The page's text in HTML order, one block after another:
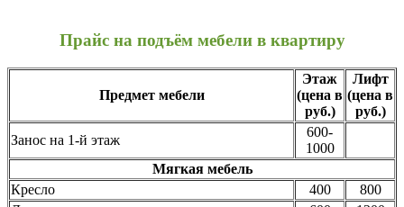
Прайс на подъём мебели в квартиру
Предмет мебели
Этаж
(цена в
руб.)
Лифт
(цена в
руб.)
Занос на 1-й этаж
600-
1000
Мягкая мебель
Кресло
400
800